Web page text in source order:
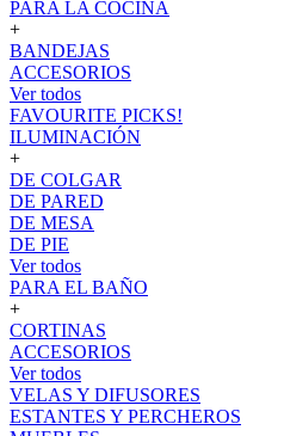
PARA LA COCINA
+
BANDEJAS
ACCESORIOS
Ver todos
FAVOURITE PICKS!
ILUMINACIÓN
+
DE COLGAR
DE PARED
DE MESA
DE PIE
Ver todos
PARA EL BAÑO
+
CORTINAS
ACCESORIOS
Ver todos
VELAS Y DIFUSORES
ESTANTES Y PERCHEROS